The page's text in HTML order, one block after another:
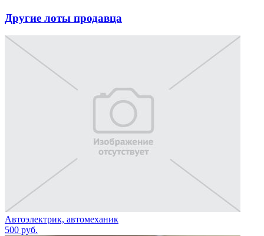
Другие лоты продавца
Автоэлектрик, автомеханик
500 руб.